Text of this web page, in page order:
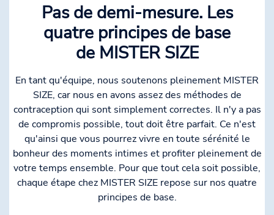
Pas de demi-mesure. Les
quatre principes de base
de MISTER SIZE
En tant qu'équipe, nous soutenons pleinement MISTER
SIZE, car nous en avons assez des méthodes de
contraception qui sont simplement correctes. Il n'y a pas
de compromis possible, tout doit être parfait. Ce n'est
qu'ainsi que vous pourrez vivre en toute sérénité le
bonheur des moments intimes et profiter pleinement de
votre temps ensemble. Pour que tout cela soit possible,
chaque étape chez MISTER SIZE repose sur nos quatre
principes de base.